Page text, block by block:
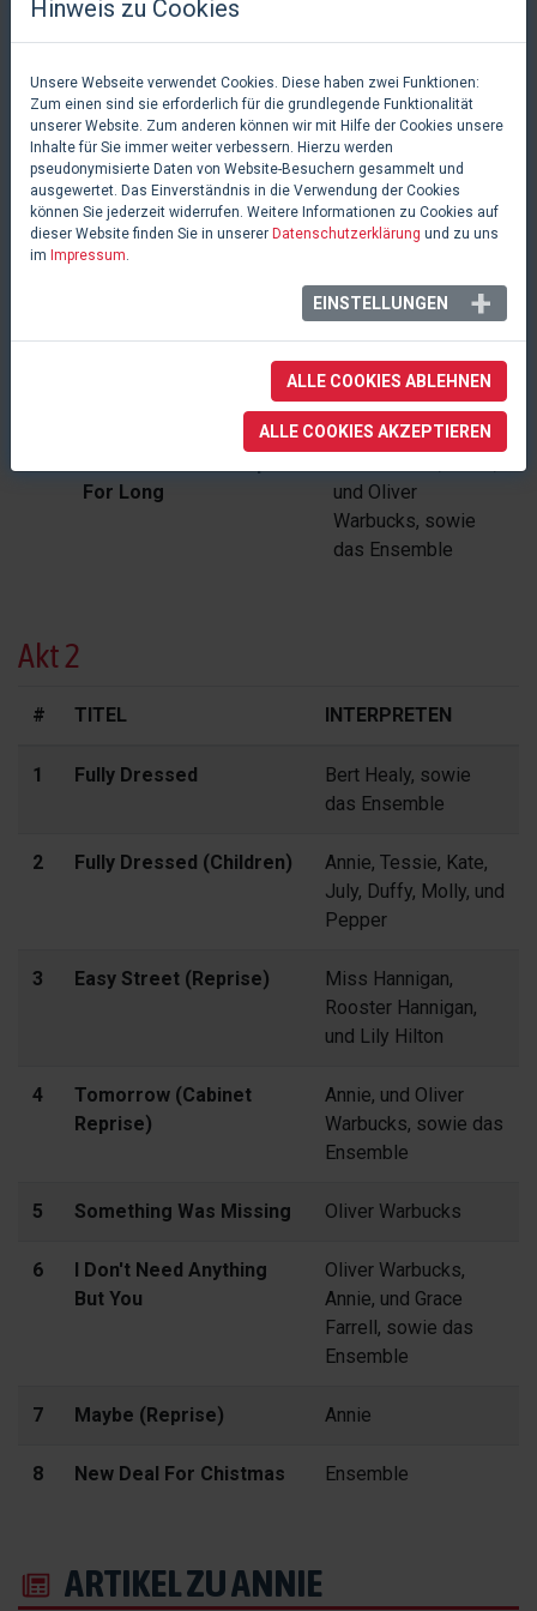
Here
Annie
9 N. Y. C.
Oliver Warbucks,
Grace Farrell, und
Annie
10 Easy Street
Rooster Hannigan,
und Lily Hilton
Oliver Warbucks
For Long
und Oliver
Warbucks, sowie
das Ensemble
Akt 2
# TITEL INTERPRETEN
1 Fully Dressed
Bert Healy, sowie
das Ensemble
2 Fully Dressed (Children)
Annie, Tessie, Kate,
July, Duffy, Molly, und
Pepper
3 Easy Street (Reprise)
Miss Hannigan,
Rooster Hannigan,
und Lily Hilton
4
Tomorrow (Cabinet
Reprise)
Annie, und Oliver
Warbucks, sowie das
Ensemble
5 Something Was Missing Oliver Warbucks
6
I Don't Need Anything
But You
Oliver Warbucks,
Annie, und Grace
Farrell, sowie das
Ensemble
7 Maybe (Reprise) Annie
8 New Deal For Chistmas Ensemble
ARTIKEL ZU ANNIE
Hinweis zu Cookies
Unsere Webseite verwendet Cookies. Diese haben zwei Funktionen:
Zum einen sind sie erforderlich für die grundlegende Funktionalität
unserer Website. Zum anderen können wir mit Hilfe der Cookies unsere
Inhalte für Sie immer weiter verbessern. Hierzu werden
pseudonymisierte Daten von Website-Besuchern gesammelt und
ausgewertet. Das Einverständnis in die Verwendung der Cookies
können Sie jederzeit widerrufen. Weitere Informationen zu Cookies auf
dieser Website finden Sie in unserer Datenschutzerklärung und zu uns
im Impressum.
EINSTELLUNGEN
ALLE COOKIES ABLEHNEN
ALLE COOKIES AKZEPTIEREN